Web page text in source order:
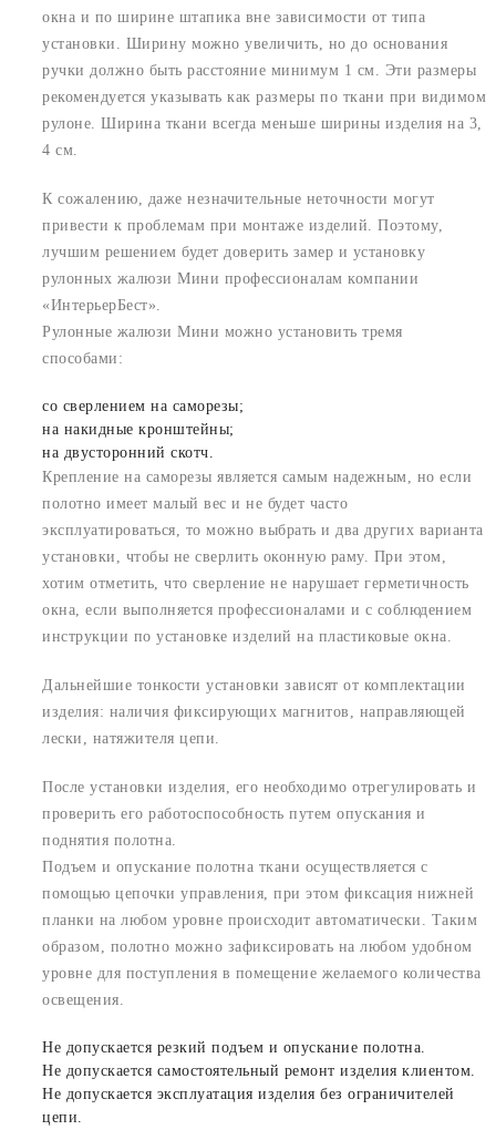
окна и по ширине штапика вне зависимости от типа
установки. Ширину можно увеличить, но до основания
ручки должно быть расстояние минимум 1 см. Эти размеры
рекомендуется указывать как размеры по ткани при видимом
рулоне. Ширина ткани всегда меньше ширины изделия на 3,
4 см.
К сожалению, даже незначительные неточности могут
привести к проблемам при монтаже изделий. Поэтому,
лучшим решением будет доверить замер и установку
рулонных жалюзи Мини профессионалам компании
«ИнтерьерБест».
Рулонные жалюзи Мини можно установить тремя
способами:
со сверлением на саморезы;
на накидные кронштейны;
на двусторонний скотч.
Крепление на саморезы является самым надежным, но если
полотно имеет малый вес и не будет часто
эксплуатироваться, то можно выбрать и два других варианта
установки, чтобы не сверлить оконную раму. При этом,
хотим отметить, что сверление не нарушает герметичность
окна, если выполняется профессионалами и с соблюдением
инструкции по установке изделий на пластиковые окна.
Дальнейшие тонкости установки зависят от комплектации
изделия: наличия фиксирующих магнитов, направляющей
лески, натяжителя цепи.
После установки изделия, его необходимо отрегулировать и
проверить его работоспособность путем опускания и
поднятия полотна.
Подъем и опускание полотна ткани осуществляется с
помощью цепочки управления, при этом фиксация нижней
планки на любом уровне происходит автоматически. Таким
образом, полотно можно зафиксировать на любом удобном
уровне для поступления в помещение желаемого количества
освещения.
Не допускается резкий подъем и опускание полотна.
Не допускается самостоятельный ремонт изделия клиентом.
Не допускается эксплуатация изделия без ограничителей
цепи.